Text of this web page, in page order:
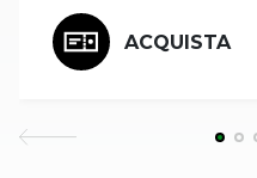
ACQUISTA